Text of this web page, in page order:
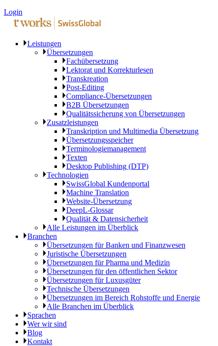
Login
Leistungen
Übersetzungen
Fachübersetzung
Lektorat und Korrekturlesen
Transkreation
Post-Editing
Compliance-Übersetzungen
B2B Übersetzungen
Qualitätssicherung von Übersetzungen
Zusatzleistungen
Transkription und Multimedia Übersetzung
Übersetzungsspeicher
Terminologiemanagement
Texten
Desktop Publishing (DTP)
Technologien
SwissGlobal Kundenportal
Machine Translation
Website-Übersetzung
DeepL-Glossar
Qualität & Datensicherheit
Alle Leistungen im Überblick
Branchen
Übersetzungen für Banken und Finanzwesen
Juristische Übersetzungen
Übersetzungen für Pharma und Medizin
Übersetzungen für den öffentlichen Sektor
Übersetzungen für Luxusgüter
Technische Übersetzungen
Übersetzungen im Bereich Rohstoffe und Energie
Alle Branchen im Überblick
Sprachen
Wer wir sind
Blog
Kontakt